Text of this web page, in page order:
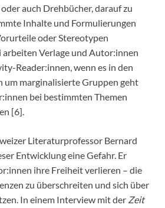
auch Drehbücher, darauf zu
Inhalte und Formulierungen
oder Stereotypen
arbeiten Verlage und Autor:innen
Reader:innen, wenn es in den
um marginalisierte Gruppen geht
bei bestimmten Themen
[6].
Literaturprofessor Bernard
Entwicklung eine Gefahr. Er
ihre Freiheit verlieren – die
zu überschreiten und sich über
In einem Interview mit der Zeit